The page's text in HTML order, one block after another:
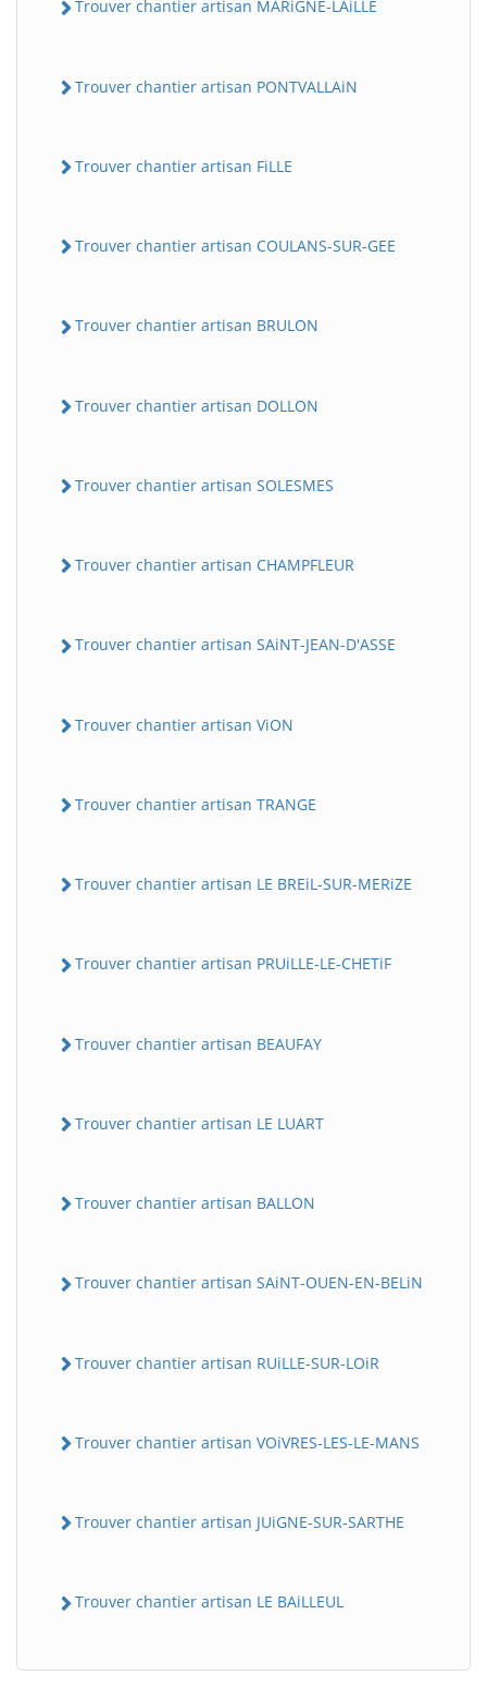
Trouver chantier artisan MARiGNE-LAiLLE
Trouver chantier artisan PONTVALLAiN
Trouver chantier artisan FiLLE
Trouver chantier artisan COULANS-SUR-GEE
Trouver chantier artisan BRULON
Trouver chantier artisan DOLLON
Trouver chantier artisan SOLESMES
Trouver chantier artisan CHAMPFLEUR
Trouver chantier artisan SAiNT-JEAN-D'ASSE
Trouver chantier artisan ViON
Trouver chantier artisan TRANGE
Trouver chantier artisan LE BREiL-SUR-MERiZE
Trouver chantier artisan PRUiLLE-LE-CHETiF
Trouver chantier artisan BEAUFAY
Trouver chantier artisan LE LUART
Trouver chantier artisan BALLON
Trouver chantier artisan SAiNT-OUEN-EN-BELiN
Trouver chantier artisan RUiLLE-SUR-LOiR
Trouver chantier artisan VOiVRES-LES-LE-MANS
Trouver chantier artisan JUiGNE-SUR-SARTHE
Trouver chantier artisan LE BAiLLEUL